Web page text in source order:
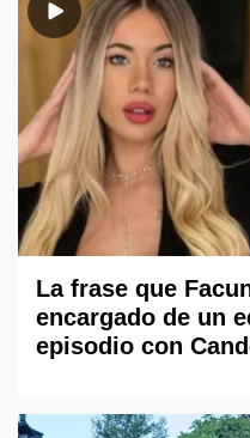
La frase que
encargado de un
episodio con